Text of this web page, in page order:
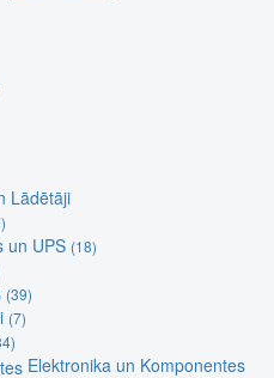
Lādētāji
un UPS (18)
(39)
(7)
Elektronika un Komponentes